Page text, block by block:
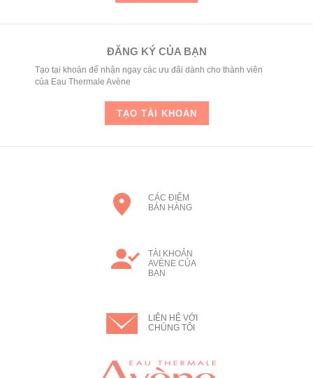
ĐĂNG KÝ CỦA BẠN
Tạo tại khoản để nhận ngay các ưu đãi dành cho thành viên
của Eau Thermale Avène
TẠO TÀI KHOẢN
CÁC ĐIỂM
BÁN HÀNG
TÀI KHOẢN
AVÈNE CỦA
BẠN
LIÊN HỆ VỚI
CHÚNG TÔI